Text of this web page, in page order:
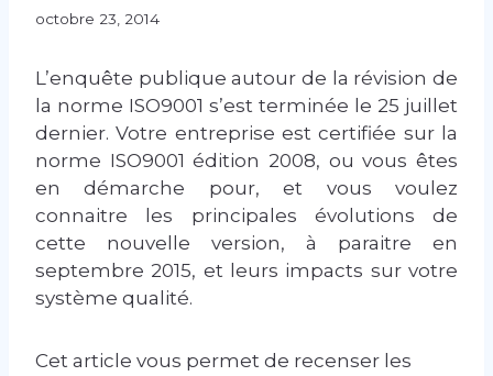
octobre 23, 2014
L’enquête publique autour de la révision de
la norme ISO9001 s’est terminée le 25 juillet
dernier. Votre entreprise est certifiée sur la
norme ISO9001 édition 2008, ou vous êtes
en démarche pour, et vous voulez
connaitre les principales évolutions de
cette nouvelle version, à paraitre en
septembre 2015, et leurs impacts sur votre
système qualité.
Cet article vous permet de recenser les